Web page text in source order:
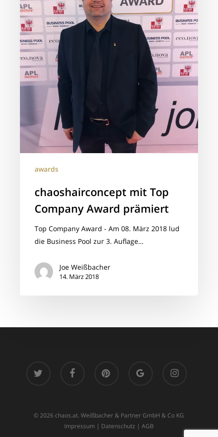
awards
chaoshairconcept mit Top
Company Award prämiert
Top Company Award - Am 08. März 2018 lud
die Business Pool zur 3. Auflage…
Joe Weißbacher
14. März 2018
plus
© 2026 chaos.at. Weißbacher & Partner GmbH & Co KG
Impressum | Datenschutz | AGB